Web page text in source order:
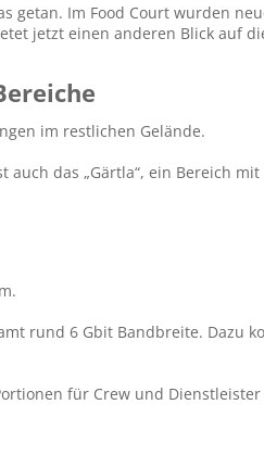
getan. Im Food Court wurden
jetzt einen anderen Blick auf
im restlichen Gelände.
auch das „Gärtla“, ein Bereich
rund 6 Gbit Bandbreite. Dazu
für Crew und